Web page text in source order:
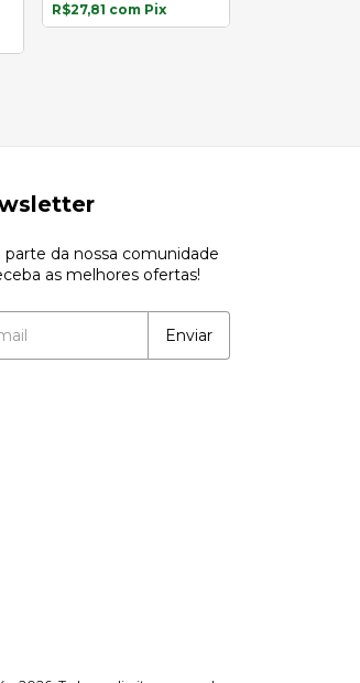
R$27,81 com Pix
parte da nossa comunidade
as melhores ofertas!